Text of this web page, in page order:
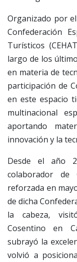
Organizado por
Confederación
Turísticos
largo de los
en materia de
participación de
en este espacio
multinacional
aportando
innovación y la
Desde el año
colaborador
reforzada en
de dicha
la cabeza,
Cosentino en
subrayó la
volvió a